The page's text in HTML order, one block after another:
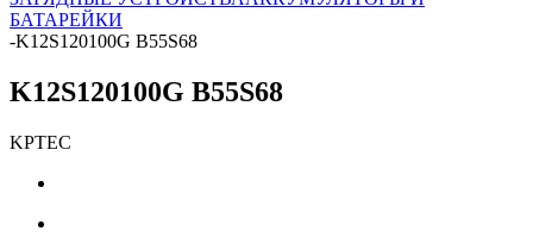
БАТАРЕЙКИ
-K12S120100G B55S68
K12S120100G B55S68
KPTEC